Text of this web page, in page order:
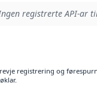
registrerte API-ar
registrering og